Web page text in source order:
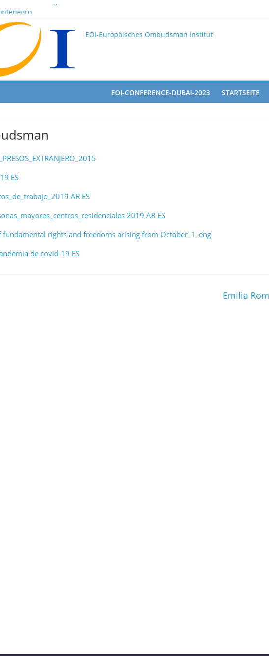
BOARD Meeting 04-2025
for members of the EOI
– General ASSEMBLY 2025 10 28
Milkov participated in the Doha Conference on Artificial Intelligence and
EOI-Europäisches Ombudsman Institut
STARTSEITE
EOI-CONFERENCE-DUBAI-2023
ES
AR ES
2019 AR ES
fundamental rights and freedoms arising from October_1_eng
de covid-19 ES
Emilia